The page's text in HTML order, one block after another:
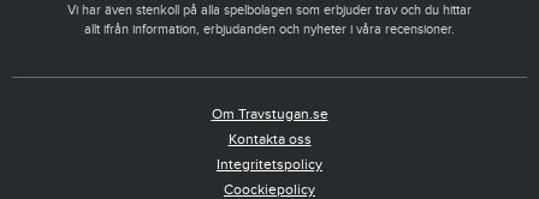
Vi har även stenkoll på alla spelbolagen som erbjuder trav och du hittar
allt ifrån information, erbjudanden och nyheter i våra recensioner.
Om Travstugan.se
Kontakta oss
Integritetspolicy
Coockiepolicy